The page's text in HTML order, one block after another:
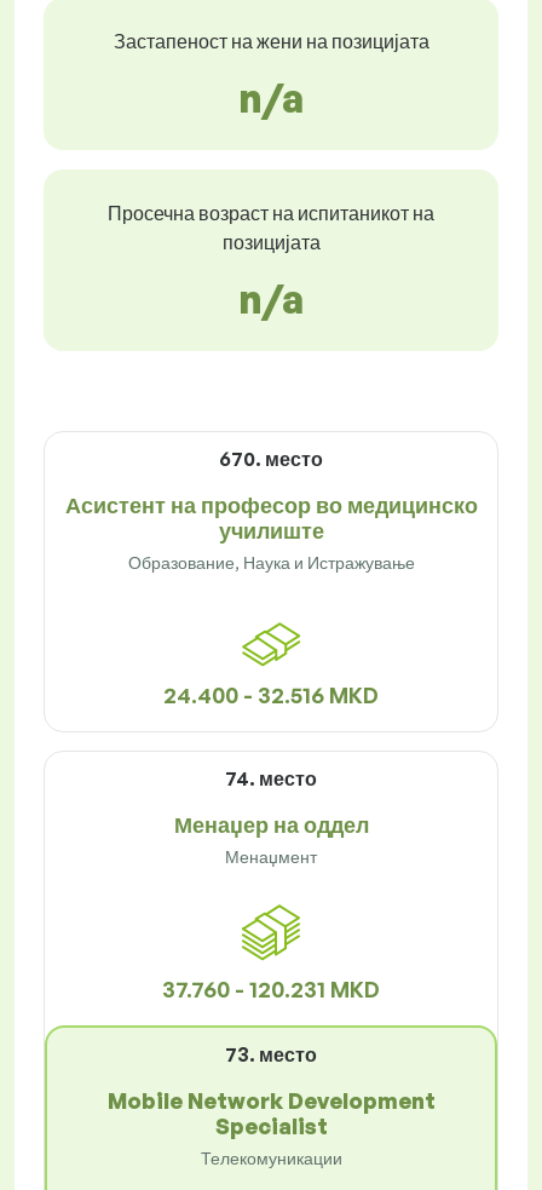
Застапеност на жени на позицијата
n/a
Просечна возраст на испитаникот на
позицијата
n/a
670. место
Асистент на професор во медицинско
училиште
Образование, Наука и Истражување
24.400 - 32.516 MKD
74. место
Менаџер на оддел
Менаџмент
37.760 - 120.231 MKD
73. место
Mobile Network Development
Specialist
Телекомуникации